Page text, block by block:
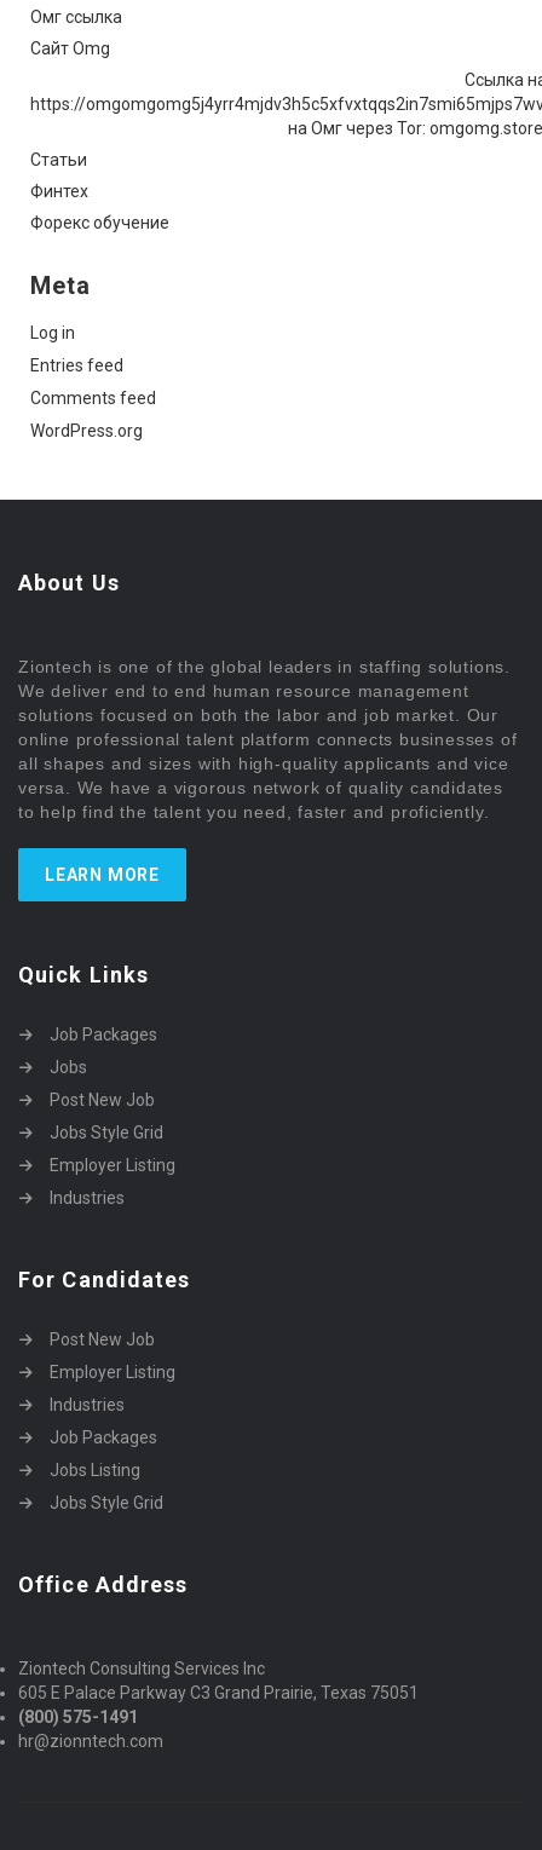
Омг ссылка
Сайт Omg
Ссылка
https://
на Омг через Tor:
Статьи
Финтех
Форекс обучение
Meta
Log in
Entries feed
Comments feed
WordPress.org
About Us
Ziontech is one of the global leaders in staffing solutions.
We deliver end to end human resource management
solutions focused on both the labor and job market. Our
online professional talent platform connects businesses of
all shapes and sizes with high-quality applicants and vice
versa. We have a vigorous network of quality candidates
to help find the talent you need, faster and proficiently.
LEARN MORE
Quick Links
Job Packages
Jobs
Post New Job
Jobs Style Grid
Employer Listing
Industries
For Candidates
Post New Job
Employer Listing
Industries
Job Packages
Jobs Listing
Jobs Style Grid
Office Address
Ziontech Consulting Services Inc
605 E Palace Parkway C3 Grand Prairie, Texas 75051
(800) 575-1491
hr@zionntech.com